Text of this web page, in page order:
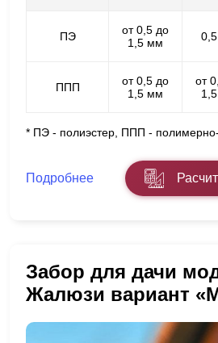
ПЭ
от 0,5 до
1,5 мм
ППП
от 0,5 до
1,5 мм
от
* ПЭ - полиэстер, ППП -
Подробнее
Забор для дачи
Жалюзи вариант